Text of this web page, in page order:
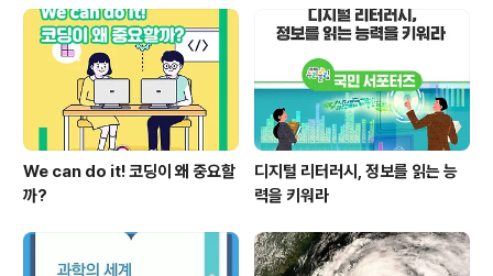
되는 수업으로, 국정과제인 ‘학교교육 정상화’의 세부과제
로 추진되고 있습니다. * 인성덕목 예시 : 정직‧책임‧존중‧
배려‧공감‧소통‧협동 등 2014년 공모전에는 124팀(또는
개인)이 응모하였으며, ..
We can do it! 코딩이 왜 중요할
까?
디지털 리터러시, 정보를 읽는 능
력을 키워라